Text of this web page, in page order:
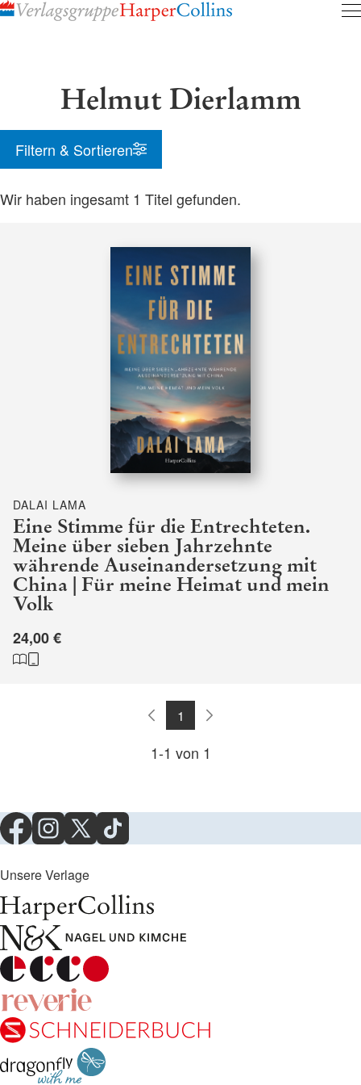
Helmut Dierlamm
Filtern & Sortieren
Wir haben ingesamt 1 Titel gefunden.
DALAI LAMA
Eine Stimme für die Entrechteten.
Meine über sieben Jahrzehnte
währende Auseinandersetzung mit
China | Für meine Heimat und mein
Volk
24,00 €
1-1 von 1
1
Unsere Verlage